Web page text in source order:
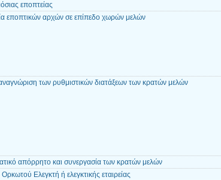
εποπτείας
εποπτικών αρχών σε επίπεδο χωρών μελών
των ρυθμιστικών διατάξεων των κρατών μελών
απόρρητο και συνεργασία των κρατών μελών
Ελεγκτή ή ελεγκτικής εταιρείας